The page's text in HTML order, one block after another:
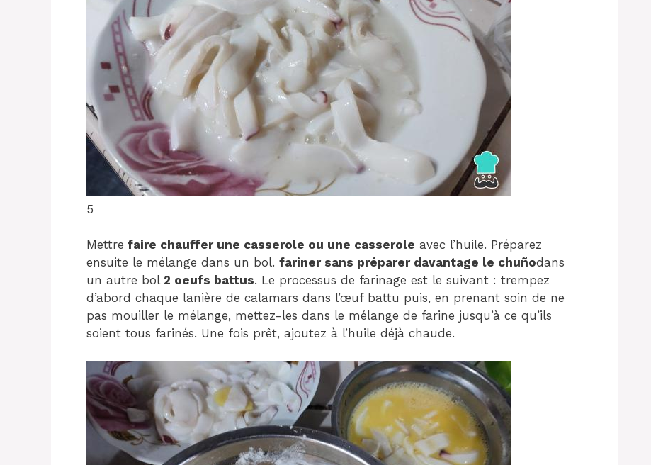
5
Mettre faire chauffer une casserole ou une casserole avec l’huile. Préparez
ensuite le mélange dans un bol. fariner sans préparer davantage le chuñodans
un autre bol 2 oeufs battus. Le processus de farinage est le suivant : trempez
d’abord chaque lanière de calamars dans l’œuf battu puis, en prenant soin de ne
pas mouiller le mélange, mettez-les dans le mélange de farine jusqu’à ce qu’ils
soient tous farinés. Une fois prêt, ajoutez à l’huile déjà chaude.